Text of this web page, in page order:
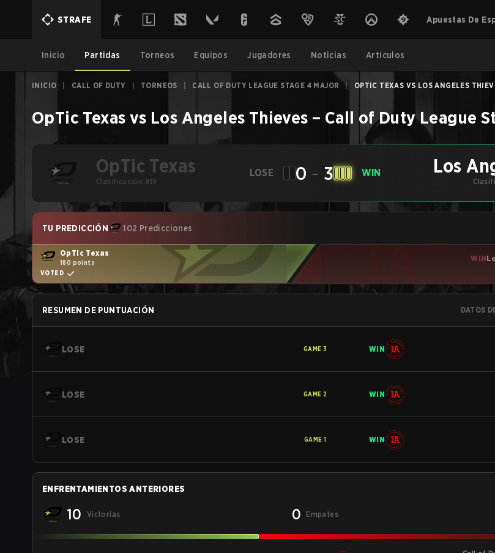
STRAFE Apuestas De
Inicio Partidas Torneos Equipos Jugadores Noticias Artículos
INICIO CALL OF DUTY TORNEOS CALL OF DUTY LEAGUE STAGE 4 MAJOR OPTIC TEXAS VS LOS ANGELES
OpTic Texas vs Los Angeles Thieves – Call of Duty League
OpTic Texas
Clasificación #19
LOSE 0 - 3 WIN
Los
TU PREDICCIÓN 102 Predicciones
OpTic Texas
180 points
VOTED
WIN
RESUMEN DE PUNTUACIÓN DATOS
LOSE GAME 3 WIN
LOSE GAME 2 WIN
LOSE GAME 1 WIN
ENFRENTAMIENTOS ANTERIORES
10 Victorias 0 Empates